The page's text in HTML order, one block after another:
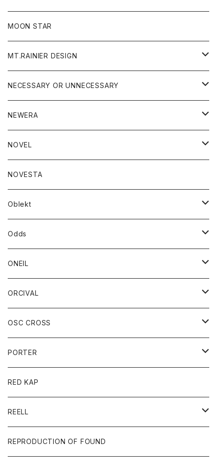
フリース
ジャケット
ニット
パンツ
帽子
MOON STAR
MT.RAINIER DESIGN
アウター
コート
ジャケット
アクセサリー
バッグ
グッズ
ウォレット
靴
トップス
ジャケット
シャツ
ボトム
ショートパンツ
パンツ
レディース
シャツ
Tシャツ
NECESSARY OR UNNECESSARY
アウター
コート
ジャケット
アクセサリー
バッグ
ブレスレット
グッズ
靴
ストール/マフラー
トップス
シャツ
シャツジャケット
ロングスリーブＴシャツ
ボトム
ショートパンツ
ジーンズ
NEWERA
帽子
NOVEL
トップス
カットソー
スエット
ボトム
NOVESTA
Oblekt
ボトム
ショートパンツ
パンツ
レディース
ボトム
Odds
帽子
ONEIL
スカート
ORCIVAL
アウター
コート
ジャケット
アクセサリー
バッグ
キッズ
Tシャツ
帽子
グッズ
靴
トップス
OSC CROSS
ダウンジャケット
PORTER
カードホルダー
キーホルダー
財布
RED KAP
REELL
パンツ
REPRODUCTION OF FOUND